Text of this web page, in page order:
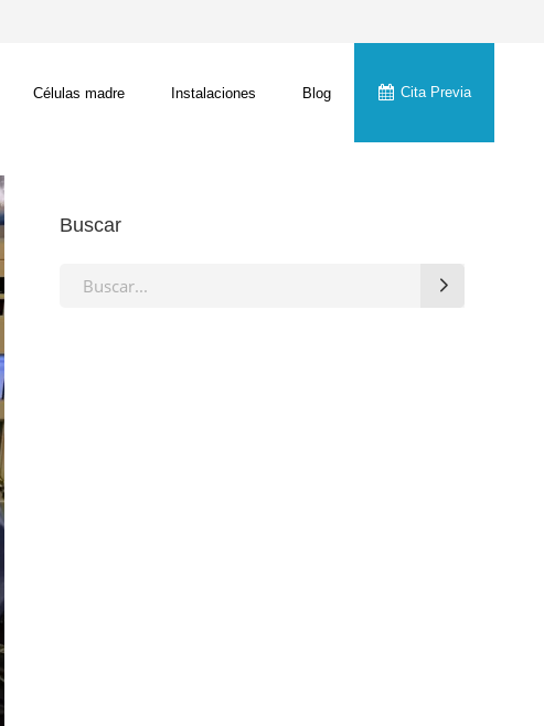
Células madre Instalaciones Blog Cita Previa
Buscar
Search